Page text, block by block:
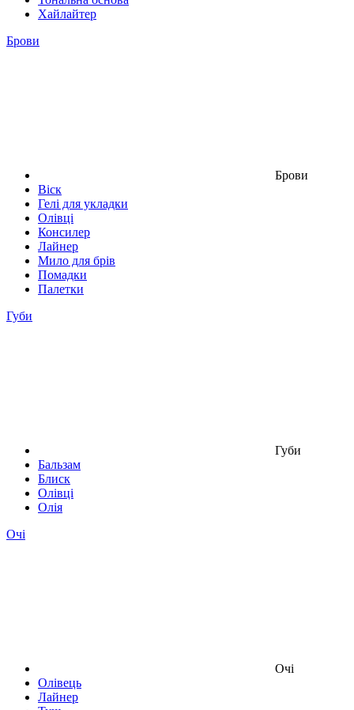
Хайлайтер
Брови
Брови
Віск
Гелі для укладки
Олівці
Консилер
Лайнер
Мило для брів
Помадки
Палетки
Губи
Губи
Бальзам
Блиск
Олівці
Олія
Очі
Очі
Олівець
Лайнер